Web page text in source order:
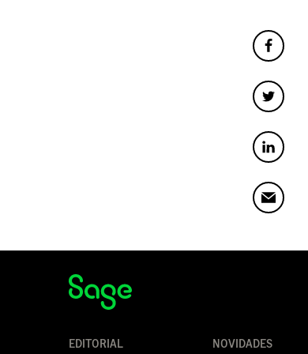
EDITORIAL NOVIDADES